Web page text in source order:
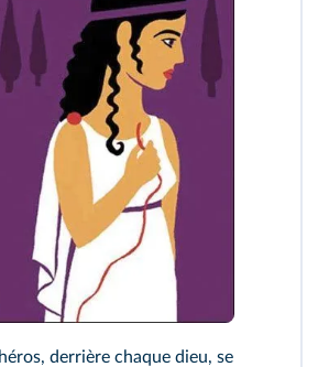
derrière chaque dieu, se